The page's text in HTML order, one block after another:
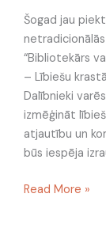
Šogad jau
“Bibliotekārs
– Lībiešu
Dalībnieki
izmēģināt
atjautību un
būs iespēja
Read More »